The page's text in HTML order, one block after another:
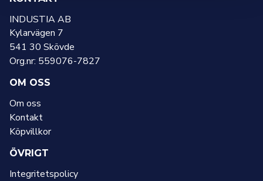
INDUSTIA AB
Kylarvägen 7
541 30 Skövde
Org.nr: 559076-7827
OM OSS
Om oss
Kontakt
Köpvillkor
ÖVRIGT
Integritetspolicy